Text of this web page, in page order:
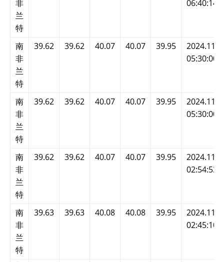
非
兰
特
06:40:14
南
非
兰
特
39.62 39.62 40.07 40.07 39.95
05:30:00
南
非
兰
特
39.62 39.62 40.07 40.07 39.95
05:30:00
南
非
兰
特
39.62 39.62 40.07 40.07 39.95
02:54:53
南
非
兰
特
39.63 39.63 40.08 40.08 39.95
02:45:10